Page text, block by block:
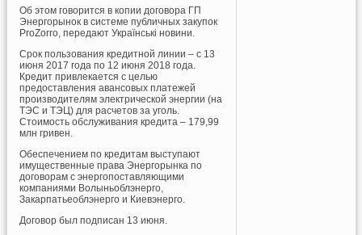
Об этом говорится в копии договора ГП
Энергорынок в системе публичных закупок
ProZorro, передают Українські новини.
Срок пользования кредитной линии – с 13
июня 2017 года по 12 июня 2018 года.
Кредит привлекается с целью
предоставления авансовых платежей
производителям электрической энергии (на
ТЭС и ТЭЦ) для расчетов за уголь.
Стоимость обслуживания кредита – 179,99
млн гривен.
Обеспечением по кредитам выступают
имущественные права Энергорынка по
договорам с энергопоставляющими
компаниями Волыньоблэнерго,
Закарпатьеоблэнерго и Киевэнерго.
Договор был подписан 13 июня.